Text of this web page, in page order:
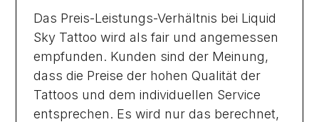
Das Preis-Leistungs-Verhältnis bei Liquid
Sky Tattoo wird als fair und angemessen
empfunden. Kunden sind der Meinung,
dass die Preise der hohen Qualität der
Tattoos und dem individuellen Service
entsprechen. Es wird nur das berechnet,